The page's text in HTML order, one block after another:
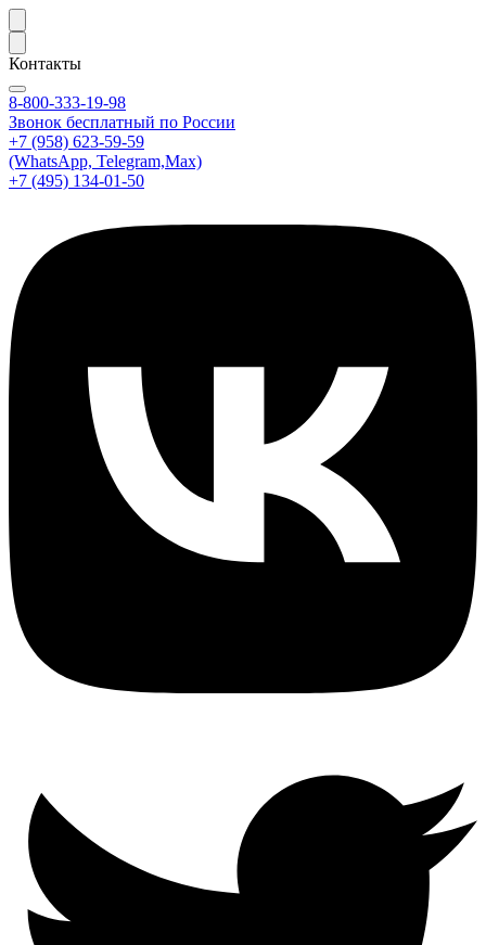
Контакты
8-800-333-19-98
Звонок бесплатный по России
+7 (958) 623-59-59
(WhatsApp, Telegram,Max)
+7 (495) 134-01-50